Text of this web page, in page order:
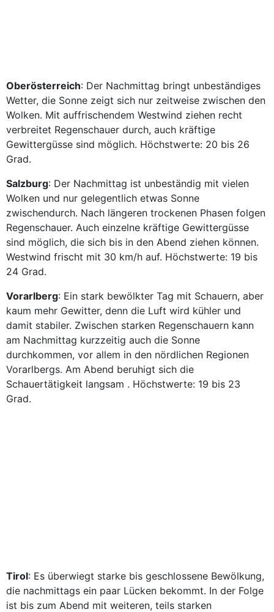
Oberösterreich: Der Nachmittag bringt unbeständiges
Wetter, die Sonne zeigt sich nur zeitweise zwischen den
Wolken. Mit auffrischendem Westwind ziehen recht
verbreitet Regenschauer durch, auch kräftige
Gewittergüsse sind möglich. Höchstwerte: 20 bis 26
Grad.
Salzburg: Der Nachmittag ist unbeständig mit vielen
Wolken und nur gelegentlich etwas Sonne
zwischendurch. Nach längeren trockenen Phasen folgen
Regenschauer. Auch einzelne kräftige Gewittergüsse
sind möglich, die sich bis in den Abend ziehen können.
Westwind frischt mit 30 km/h auf. Höchstwerte: 19 bis
24 Grad.
Vorarlberg: Ein stark bewölkter Tag mit Schauern, aber
kaum mehr Gewitter, denn die Luft wird kühler und
damit stabiler. Zwischen starken Regenschauern kann
am Nachmittag kurzzeitig auch die Sonne
durchkommen, vor allem in den nördlichen Regionen
Vorarlbergs. Am Abend beruhigt sich die
Schauertätigkeit langsam . Höchstwerte: 19 bis 23
Grad.
Tirol: Es überwiegt starke bis geschlossene Bewölkung,
die nachmittags ein paar Lücken bekommt. In der Folge
ist bis zum Abend mit weiteren, teils starken